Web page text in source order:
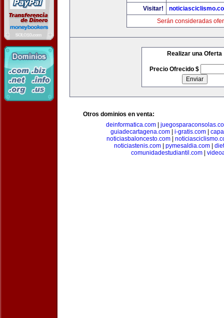
Visitar!
Serán consideradas
Realizar una Oferta
Precio Ofrecido $
Otros dominios en venta:
deinformatica.com
guiadecartagena.com| i-gratis.com|
noticiasbaloncesto.com
noticiastenis.com
pymesaldia.com
comunidadestudiantil.com